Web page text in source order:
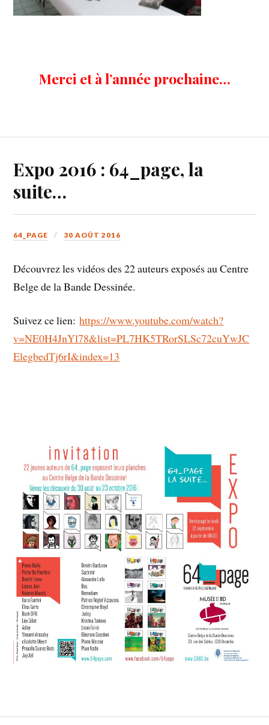
Merci et à l’année prochaine…
Expo 2016 : 64_page, la
suite…
64_PAGE 30 AOÛT 2016
Découvrez les vidéos des 22 auteurs exposés au Centre
Belge de la Bande Dessinée.
Suivez ce lien:https://www.youtube.com/watch?
v=NE0H4JnYl78&list=PL7HK5TRorSLSc72cuYwJC
ElegbedTj6rI&index=13